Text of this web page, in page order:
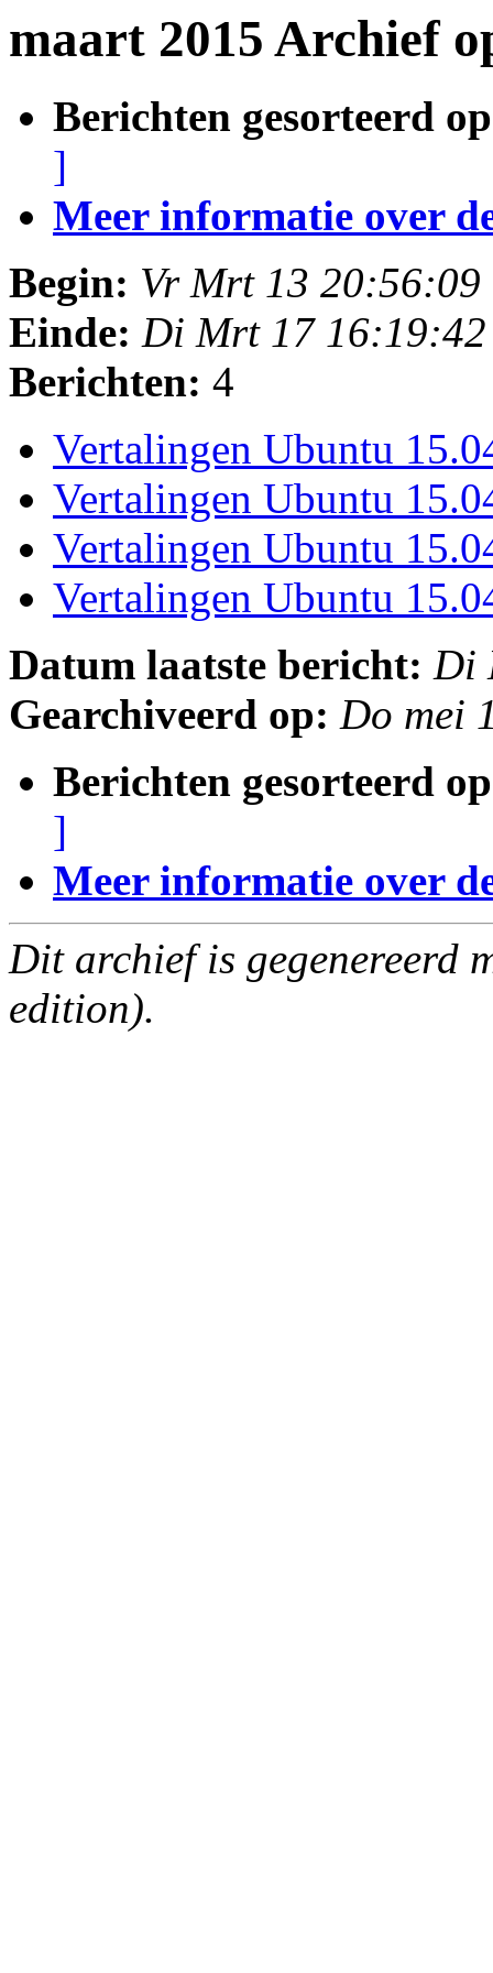
maart 2015 Archief
Berichten gesorteerd
]
Meer informatie over
Begin: Vr Mrt 13 20:56:09
Einde: Di Mrt 17
Berichten: 4
Vertalingen Ubuntu
Vertalingen Ubuntu
Vertalingen Ubuntu
Vertalingen Ubuntu
Datum laatste bericht: Di
Gearchiveerd op: Do mei
Berichten gesorteerd
]
Meer informatie over
Dit archief is gegenereerd
edition).